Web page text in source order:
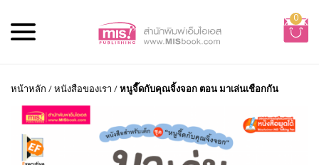
0
หน้าหลัก /หนังสือของเรา /หนูจี๊ดกับคุณจิ้งจอก ตอน มาเล่นเชือกกัน